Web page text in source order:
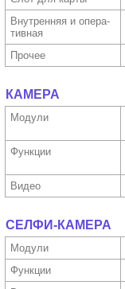
Внутрен­няя и опера­
тивная
Прочее
КАМЕРА
Модули
Функ­ции
Видео
СЕЛФИ-КАМЕРА
Модули
Функ­ции